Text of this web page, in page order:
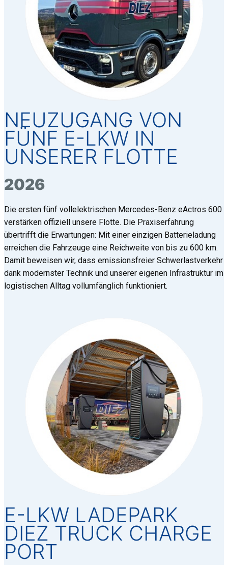
NEUZUGANG VON
FÜNF E-LKW IN
UNSERER FLOTTE
2026
Die ersten fünf vollelektrischen Mercedes-Benz eActros 600
verstärken offiziell unsere Flotte. Die Praxiserfahrung
übertrifft die Erwartungen: Mit einer einzigen Batterieladung
erreichen die Fahrzeuge eine Reichweite von bis zu 600 km.
Damit beweisen wir, dass emissionsfreier Schwerlastverkehr
dank modernster Technik und unserer eigenen Infrastruktur im
logistischen Alltag vollumfänglich funktioniert.
E-LKW LADEPARK
DIEZ TRUCK CHARGE
PORT